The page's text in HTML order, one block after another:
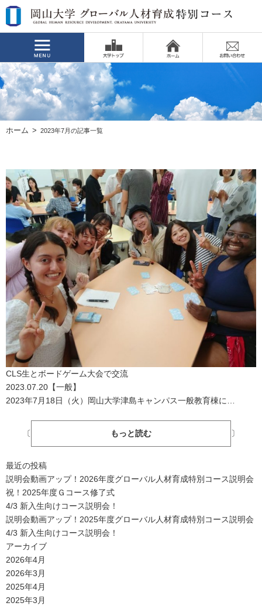
ホーム 2023年7月の記事一覧
CLS生とボードゲーム大会で交流
2023.07.20 【一般】
2023年7月18日（火）岡山大学津島キャンパス一般教育棟に…
〔 もっと読む 〕
最近の投稿
説明会動画アップ！2026年度グローバル人材育成特別コース説明会
祝！2025年度Ｇコース修了式
4/3 新入生向けコース説明会！
説明会動画アップ！2025年度グローバル人材育成特別コース説明会
4/3 新入生向けコース説明会！
アーカイブ
2026年4月
2026年3月
2025年4月
2025年3月